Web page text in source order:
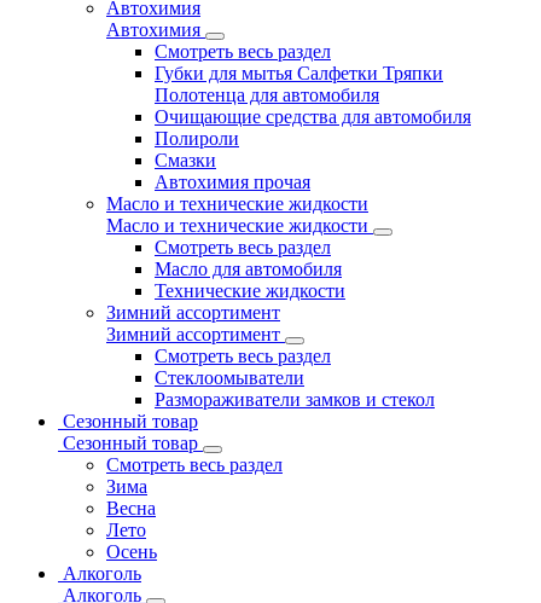
Автохимия
Автохимия
Смотреть весь раздел
Губки для мытья Салфетки Тряпки
Полотенца для автомобиля
Очищающие средства для автомобиля
Полироли
Смазки
Автохимия прочая
Масло и технические жидкости
Масло и технические жидкости
Смотреть весь раздел
Масло для автомобиля
Технические жидкости
Зимний ассортимент
Зимний ассортимент
Смотреть весь раздел
Стеклоомыватели
Размораживатели замков и стекол
Сезонный товар
Сезонный товар
Смотреть весь раздел
Зима
Весна
Лето
Осень
Алкоголь
Алкоголь